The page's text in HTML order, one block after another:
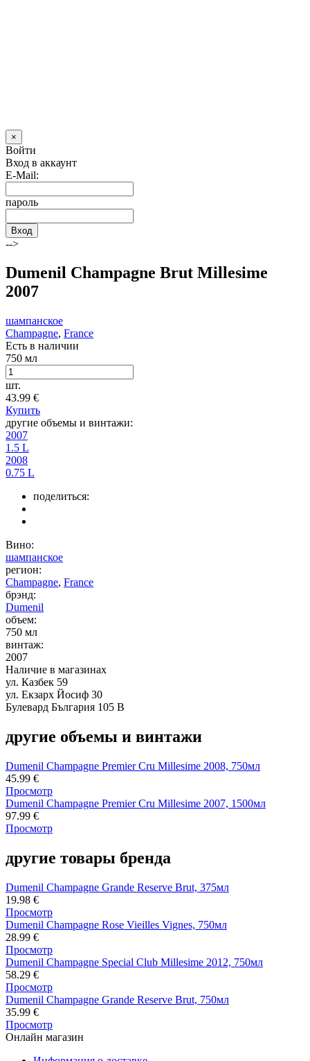
×
Войти
Вход в аккаунт
E-Mail:
пароль
Вход
-->
Dumenil Champagne Brut Millesime
2007
шампанское
Champagne, France
Есть в наличии
750 мл
шт.
43.99 €
Купить
другие объемы и винтажи:
2007
1.5 L
2008
0.75 L
поделиться:
Вино:
шампанское
регион:
Champagne, France
брэнд:
Dumenil
объем:
750 мл
винтаж:
2007
Наличие в магазинах
ул. Казбек 59
ул. Екзарх Йосиф 30
Булевард България 105 В
другие объемы и винтажи
Dumenil Champagne Premier Cru Millesime 2008, 750мл
45.99 €
Просмотр
Dumenil Champagne Premier Cru Millesime 2007, 1500мл
97.99 €
Просмотр
другие товары бренда
Dumenil Champagne Grande Reserve Brut, 375мл
19.98 €
Просмотр
Dumenil Champagne Rose Vieilles Vignes, 750мл
28.99 €
Просмотр
Dumenil Champagne Special Club Millesime 2012, 750мл
58.29 €
Просмотр
Dumenil Champagne Grande Reserve Brut, 750мл
35.99 €
Просмотр
Онлайн магазин